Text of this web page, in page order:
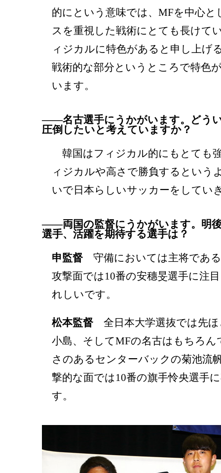
的にという意味では、MFを中心
スを重視した戦術にとても長けて
ィジカルに特色があると申し上げ
戦術的な部分というところで特色
います。
――名古選手にうかがいます。どう
圧倒したいと考えていますか？
韓国はフィジカル的にもとても
ィジカルや高さで勝負するという
いで日本らしいサッカーをしてい
――両国の監督にうかがいます。明
選手、活躍を期待する選手は？
申監督守備においては主将である
攻撃面では10番の安穗旻選手に注
れしいです。
松本監督全日本大学選抜では先ほ
小島、そしてMFの名古はもちろん
さのあるセンターバックの菊池流
撃的な面では10番の旗手怜央選手
す。